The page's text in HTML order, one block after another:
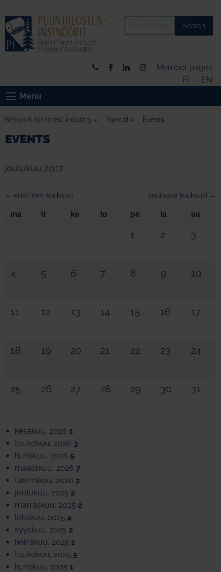
Search
Member pages
FI
EN
Menu
Network for forest industry » Topical » Events
EVENTS
joulukuu 2017
← edellinen kuukausi seuraava kuukausi →
ma ti ke to pe la su
1 2 3
4 5 6 7 8 9 10
11 12 13 14 15 16 17
18 19 20 21 22 23 24
25 26 27 28 29 30 31
kesäkuu, 2026 1
toukokuu, 2026 3
huhtikuu, 2026 5
maaliskuu, 2026 7
tammikuu, 2026 2
joulukuu, 2025 2
marraskuu, 2025 2
lokakuu, 2025 4
syyskuu, 2025 2
heinäkuu, 2025 1
toukokuu, 2025 5
huhtikuu, 2025 1